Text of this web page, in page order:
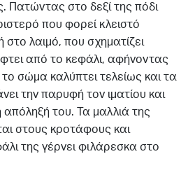
Πατώντας στο δεξί της πόδι
που φορεί κλειστό
λαιμό, που σχηματίζει
από το κεφάλι, αφήνοντας
σώμα καλύπτει τελείως και τα
την παρυφή τον ιματίου και
του. Τα μαλλιά της
στους κροτάφους και
της γέρνει φιλάρεσκα στο